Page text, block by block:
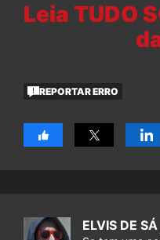
Leia TUDO
REPORTAR ERRO
ELVIS DE SÁ